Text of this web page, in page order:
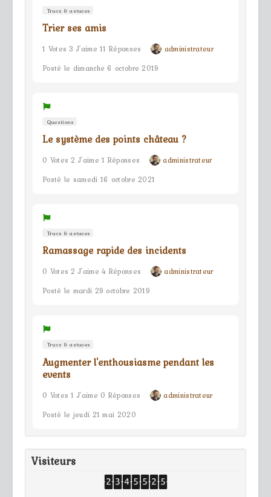
Trucs & astuces
Trier ses amis
1 Votes 3 J'aime 11 Réponses
administrateur
Posté le dimanche 6 octobre 2019
Questions
Le système des points château ?
0 Votes 2 J'aime 1 Réponses
administrateur
Posté le samedi 16 octobre 2021
Trucs & astuces
Ramassage rapide des incidents
0 Votes 2 J'aime 4 Réponses
administrateur
Posté le mardi 29 octobre 2019
Trucs & astuces
Augmenter l'enthousiasme pendant les
events
0 Votes 1 J'aime 0 Réponses
administrateur
Posté le jeudi 21 mai 2020
Visiteurs